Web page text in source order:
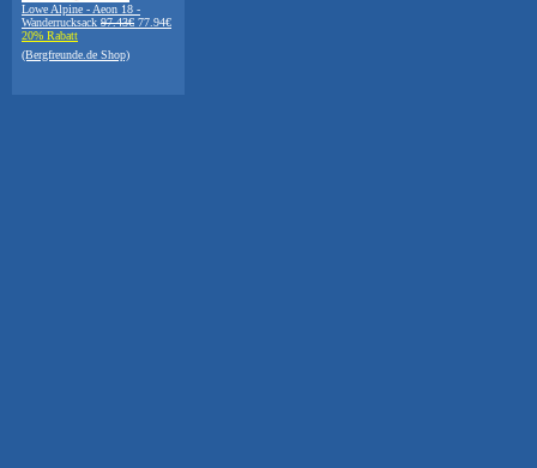
Lowe Alpine - Aeon 18 -
Wanderrucksack 97.43€ 77.94€
20% Rabatt
(Bergfreunde.de Shop)